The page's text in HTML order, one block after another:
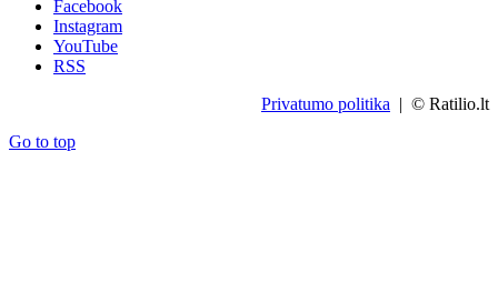
Facebook
Instagram
YouTube
RSS
Privatumo politika | © Ratilio.lt
Go to top